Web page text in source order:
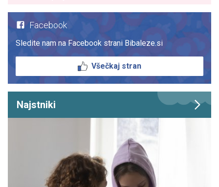
Facebook
Sledite nam na Facebook strani Bibaleze.si
Všečkaj stran
Najstniki